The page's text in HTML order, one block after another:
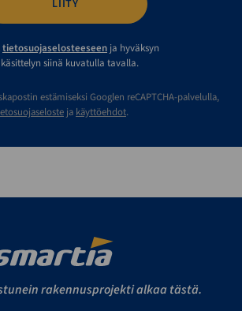
tietosuojaselosteeseen ja hyväksyn
siinä kuvatulla tavalla.
estämiseksi Googlen reCAPTCHA-palvelulla,
ja käyttöehdot.
rakennusprojekti alkaa tästä.